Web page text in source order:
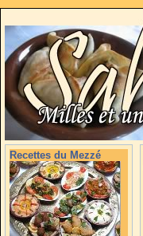
Recettes du Mezzé